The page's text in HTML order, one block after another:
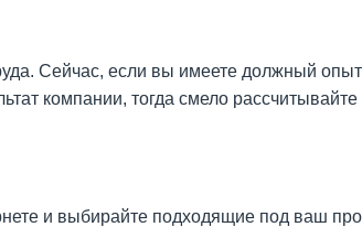
Сейчас, если вы имеете должный
компании, тогда смело
и выбирайте подходящие под ваш